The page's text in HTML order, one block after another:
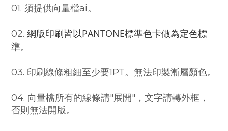
01. 須提供向量檔ai。
02. 網版印刷皆以PANTONE標準色卡做為定色標
準。
03. 印刷線條粗細至少要1PT。 無法印製漸層顏色。
04. 向量檔所有的線條請"展開"，文字請轉外框，
否則無法開版。